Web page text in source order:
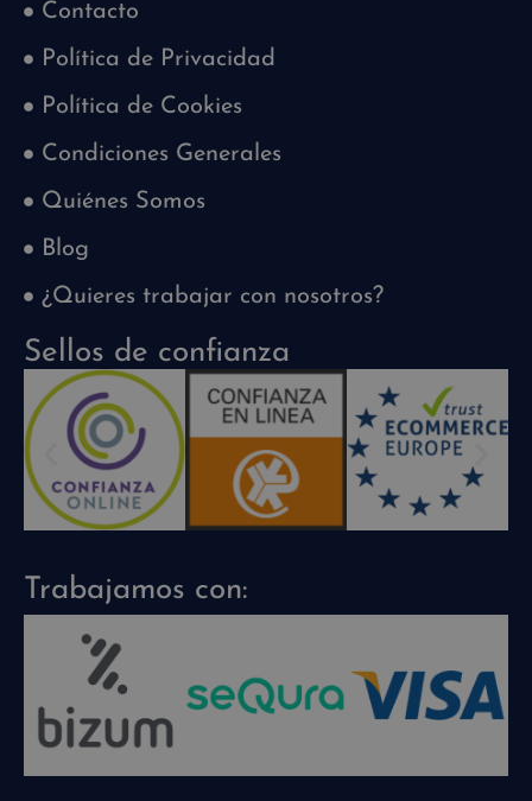
Contacto
Política de Privacidad
Política de Cookies
Condiciones Generales
Quiénes Somos
Blog
¿Quieres trabajar con nosotros?
Sellos de confianza
Trabajamos con: